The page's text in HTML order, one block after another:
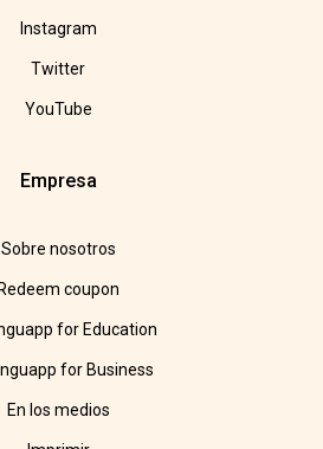
Instagram
Twitter
YouTube
Empresa
Sobre nosotros
Redeem coupon
for Education
for Business
En los medios